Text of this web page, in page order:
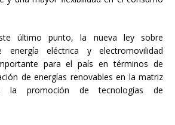
último punto, la nueva ley sobre
energía eléctrica y electromovilidad
para el país en términos de
de energías renovables en la matriz
la promoción de tecnologías de